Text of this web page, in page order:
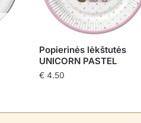
Popierinės lėkštutės
UNICORN PASTEL
€ 4.50